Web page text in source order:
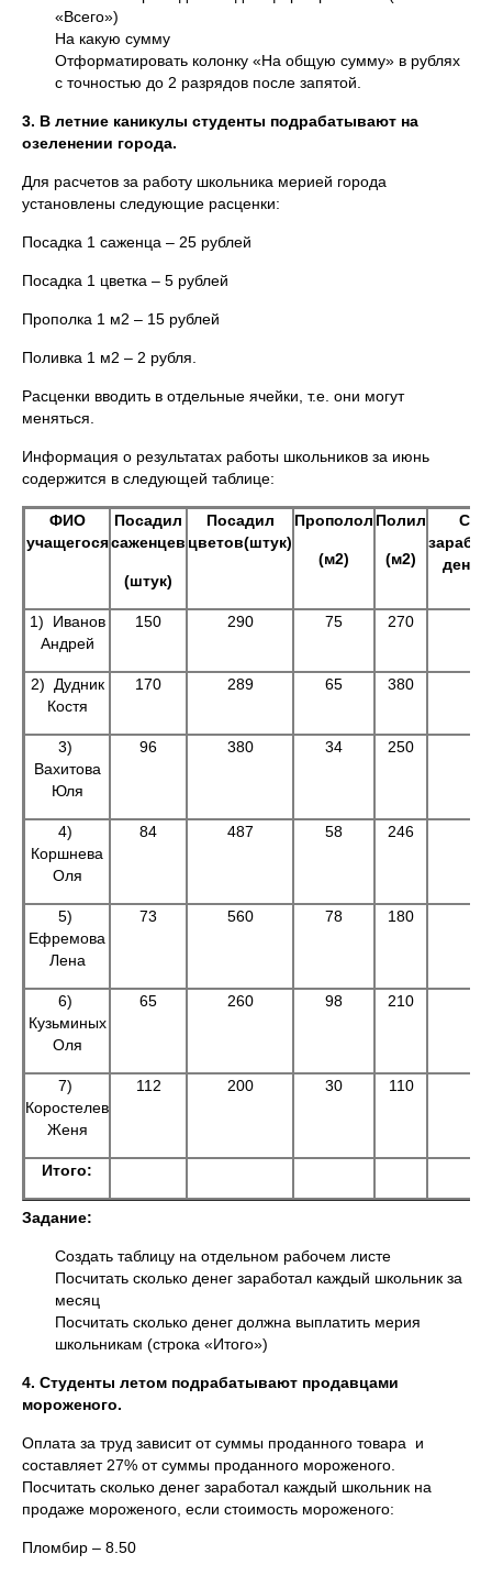
«Всего»)
На какую сумму
Отформатировать колонку «На общую сумму» в рублях
с точностью до 2 разрядов после запятой.
3. В летние каникулы студенты подрабатывают на
озеленении города.
Для расчетов за работу школьника мерией города
установлены следующие расценки:
Посадка 1 саженца – 25 рублей
Посадка 1 цветка – 5 рублей
Прополка 1 м2 – 15 рублей
Поливка 1 м2 – 2 рубля.
Расценки вводить в отдельные ячейки, т.е. они могут
меняться.
Информация о результатах работы школьников за июнь
содержится в следующей таблице:
ФИО
учащегося
Посадил
саженцев
(штук)
Посадил
цветов(штук)
Прополол
(м2)
Полил
(м2)
1) Иванов
Андрей
150 290 75 270
2) Дудник
Костя
170 289 65 380
3)
Вахитова
Юля
96 380 34 250
4)
Коршнева
Оля
84 487 58 246
5)
Ефремова
Лена
73 560 78 180
6)
Кузьминых
Оля
65 260 98 210
7)
Коростелев
Женя
112 200 30 110
Итого:
Задание:
Создать таблицу на отдельном рабочем листе
Посчитать сколько денег заработал каждый школьник за
месяц
Посчитать сколько денег должна выплатить мерия
школьникам (строка «Итого»)
4. Студенты летом подрабатывают продавцами
мороженого.
Оплата за труд зависит от суммы проданного товара и
составляет 27% от суммы проданного мороженого.
Посчитать сколько денег заработал каждый школьник на
продаже мороженого, если стоимость мороженого:
Пломбир – 8.50